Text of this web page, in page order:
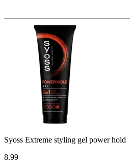
Syoss Extreme styling gel power hold
8.99